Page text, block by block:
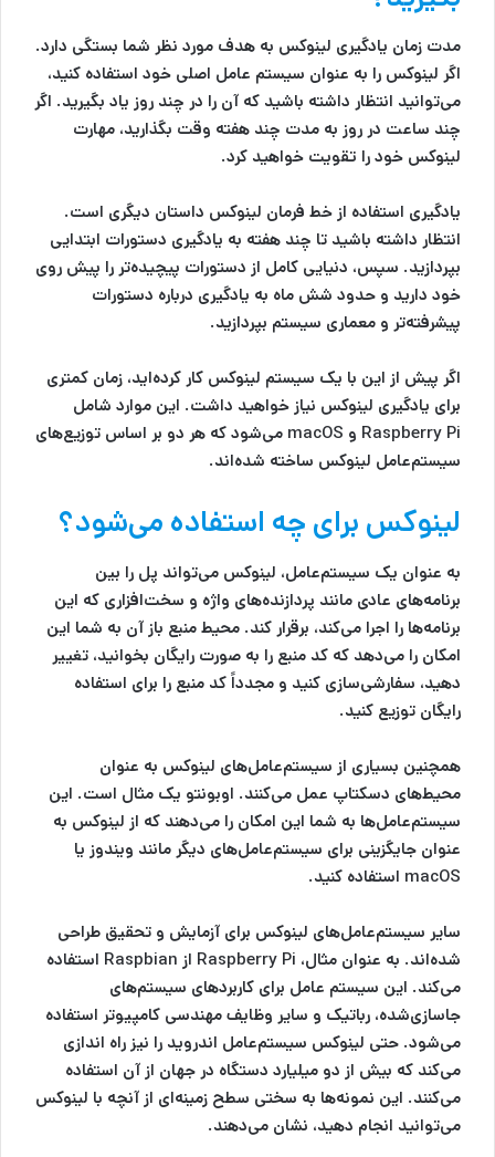
مدت زمان یادگیری لینوکس به هدف مورد نظر شما بستگی دارد.
اگر لینوکس را به عنوان سیستم عامل اصلی خود استفاده کنید،
می‌توانید انتظار داشته باشید که آن را در چند روز یاد بگیرید. اگر
چند ساعت در روز به مدت چند هفته وقت بگذارید، مهارت
لینوکس خود را تقویت خواهید کرد.
یادگیری استفاده از خط فرمان لینوکس داستان دیگری است.
انتظار داشته باشید تا چند هفته به یادگیری دستورات ابتدایی
بپردازید. سپس، دنیایی کامل از دستورات پیچیده‌تر را پیش روی
خود دارید و حدود شش ماه به یادگیری درباره دستورات
پیشرفته‌تر و معماری سیستم بپردازید.
اگر پیش از این با یک سیستم لینوکس کار کرده‌اید، زمان کمتری
برای یادگیری لینوکس نیاز خواهید داشت. این موارد شامل
Raspberry Pi و macOS می‌شود که هر دو بر اساس توزیع‌های
سیستم‌عامل لینوکس ساخته شده‌اند.
لینوکس برای چه استفاده می‌شود؟
به عنوان یک سیستم‌عامل، لینوکس می‌تواند پل را بین
برنامه‌های عادی مانند پردازنده‌های واژه و سخت‌افزاری که این
برنامه‌ها را اجرا می‌کند، برقرار کند. محیط منبع باز آن به شما این
امکان را می‌دهد که کد منبع را به صورت رایگان بخوانید، تغییر
دهید، سفارشی‌سازی کنید و مجدداً کد منبع را برای استفاده
رایگان توزیع کنید.
همچنین بسیاری از سیستم‌عامل‌های لینوکس به عنوان
محیط‌های دسکتاپ عمل می‌کنند. اوبونتو یک مثال است. این
سیستم‌عامل‌ها به شما این امکان را می‌دهند که از لینوکس به
عنوان جایگزینی برای سیستم‌عامل‌های دیگر مانند ویندوز یا
macOS استفاده کنید.
سایر سیستم‌عامل‌های لینوکس برای آزمایش و تحقیق طراحی
شده‌اند. به عنوان مثال، Raspberry Pi از Raspbian استفاده
می‌کند. این سیستم عامل برای کاربردهای سیستم‌های
جاسازی‌شده، رباتیک و سایر وظایف مهندسی کامپیوتر استفاده
می‌شود. حتی لینوکس سیستم‌عامل اندروید را نیز راه اندازی
می‌کند که بیش از دو میلیارد دستگاه در جهان از آن استفاده
می‌کنند. این نمونه‌ها به سختی سطح زمینه‌ای از آنچه با لینوکس
می‌توانید انجام دهید، نشان می‌دهند.